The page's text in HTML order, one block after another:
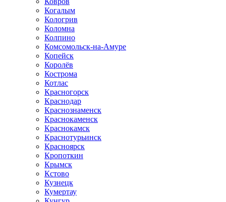
Когалым
Кологрив
Коломна
Колпино
Комсомольск-на-Амуре
Копейск
Королёв
Кострома
Котлас
Красногорск
Краснодар
Краснознаменск
Краснокаменск
Краснокамск
Краснотурьинск
Красноярск
Кропоткин
Крымск
Кстово
Кузнецк
Кумертау